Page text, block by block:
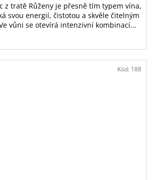
z tratě Růženy je přesně tím typem vína,
svou energií, čistotou a skvěle čitelným
vůni se otevírá intenzivní kombinací...
Kód: 188